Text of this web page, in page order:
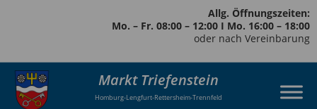
Allg. Öffnungszeiten:
Mo. – Fr. 08:00 – 12:00 I Mo. 16:00 – 18:00
oder nach Vereinbarung
Markt Triefenstein
Homburg-Lengfurt-Rettersheim-Trennfeld